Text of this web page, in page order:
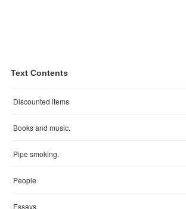
Text Contents
Discounted items
Books and music.
Pipe smoking.
People
Essays